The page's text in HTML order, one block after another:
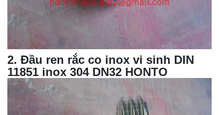
2. Đầu ren rắc co inox vi sinh DIN
11851 inox 304 DN32 HONTO